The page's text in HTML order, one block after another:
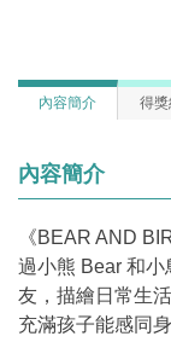
內容簡介 得
內容簡介
《BEAR AND
過小熊 Bear 和
友，描繪日常生
充滿孩子能感同